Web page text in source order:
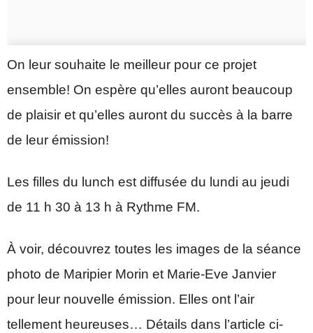
On leur souhaite le meilleur pour ce projet
ensemble! On espère qu’elles auront beaucoup
de plaisir et qu’elles auront du succès à la barre
de leur émission!
Les filles du lunch est diffusée du lundi au jeudi
de 11 h 30 à 13 h à Rythme FM.
À voir, découvrez toutes les images de la séance
photo de Maripier Morin et Marie-Eve Janvier
pour leur nouvelle émission. Elles ont l’air
tellement heureuses… Détails dans l’article ci-